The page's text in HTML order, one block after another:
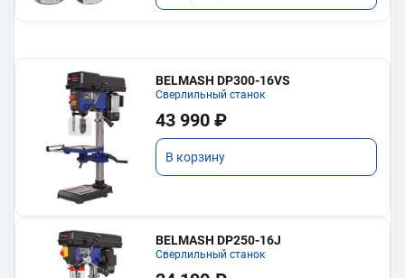
BELMASH DP300-16VS
Сверлильный станок
43 990 ₽
В корзину
BELMASH DP250-16J
Сверлильный станок